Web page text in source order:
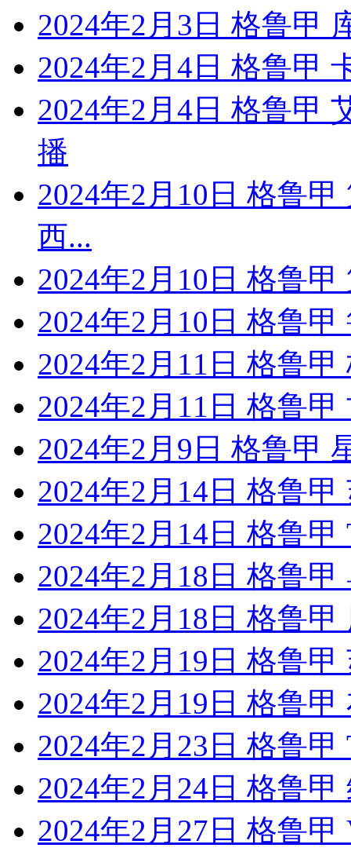
2024年2月3日 格鲁甲
2024年2月4日 格鲁甲
2024年2月4日 格鲁甲
播
2024年2月10日 格鲁
西...
2024年2月10日 格鲁
2024年2月10日 格鲁
2024年2月11日 格鲁
2024年2月11日 格鲁
2024年2月9日 格鲁甲
2024年2月14日 格鲁
2024年2月14日 格鲁
2024年2月18日 格鲁
2024年2月18日 格鲁
2024年2月19日 格鲁
2024年2月19日 格鲁
2024年2月23日 格鲁
2024年2月24日 格鲁
2024年2月27日 格鲁